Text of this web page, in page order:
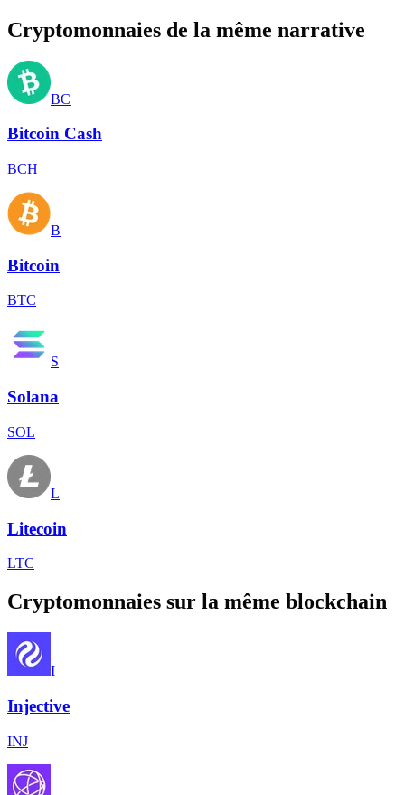
Cryptomonnaies de la même narrative
BC
Bitcoin Cash
BCH
B
Bitcoin
BTC
S
Solana
SOL
L
Litecoin
LTC
Cryptomonnaies sur la même blockchain
I
Injective
INJ